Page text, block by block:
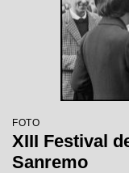
FOTO
XIII Festival
Sanremo